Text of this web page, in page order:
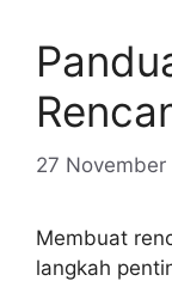
27 November
Membuat
langkah